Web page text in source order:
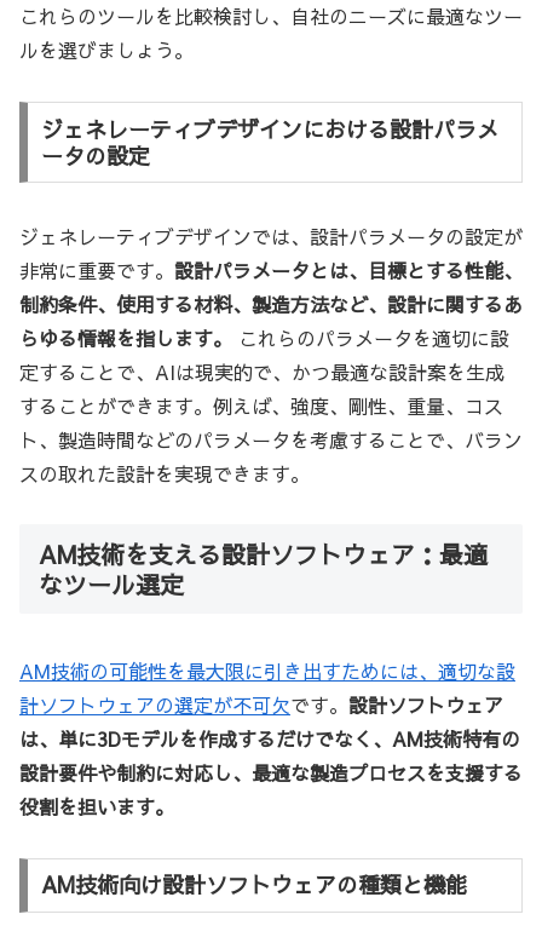
これらのツールを比較検討し、自社のニーズに最適なツー
ルを選びましょう。
ジェネレーティブデザインにおける設計パラメ
ータの設定
ジェネレーティブデザインでは、設計パラメータの設定が
非常に重要です。 設計パラメータとは、目標とする性能、
制約条件、使用する材料、製造方法など、設計に関するあ
らゆる情報を指します。
これらのパラメータを適切に設
定することで、AIは現実的で、かつ最適な設計案を生成
することができます。例えば、強度、剛性、重量、コス
ト、製造時間などのパラメータを考慮することで、バラン
スの取れた設計を実現できます。
AM技術を支える設計ソフトウェア：最適
なツール選定
AM技術の可能性を最大限に引き出すためには、適切な設
計ソフトウェアの選定が不可欠です。 設計ソフトウェア
は、単に3Dモデルを作成するだけでなく、AM技術特有の
設計要件や制約に対応し、最適な製造プロセスを支援する
役割を担います。
AM技術向け設計ソフトウェアの種類と機能